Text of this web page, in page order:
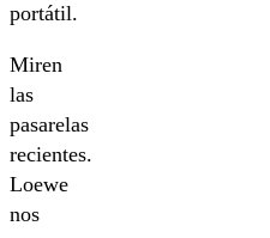
portátil.
Miren
las
pasarelas
recientes.
Loewe
nos